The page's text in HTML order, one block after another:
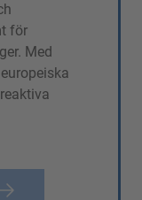
för
Med